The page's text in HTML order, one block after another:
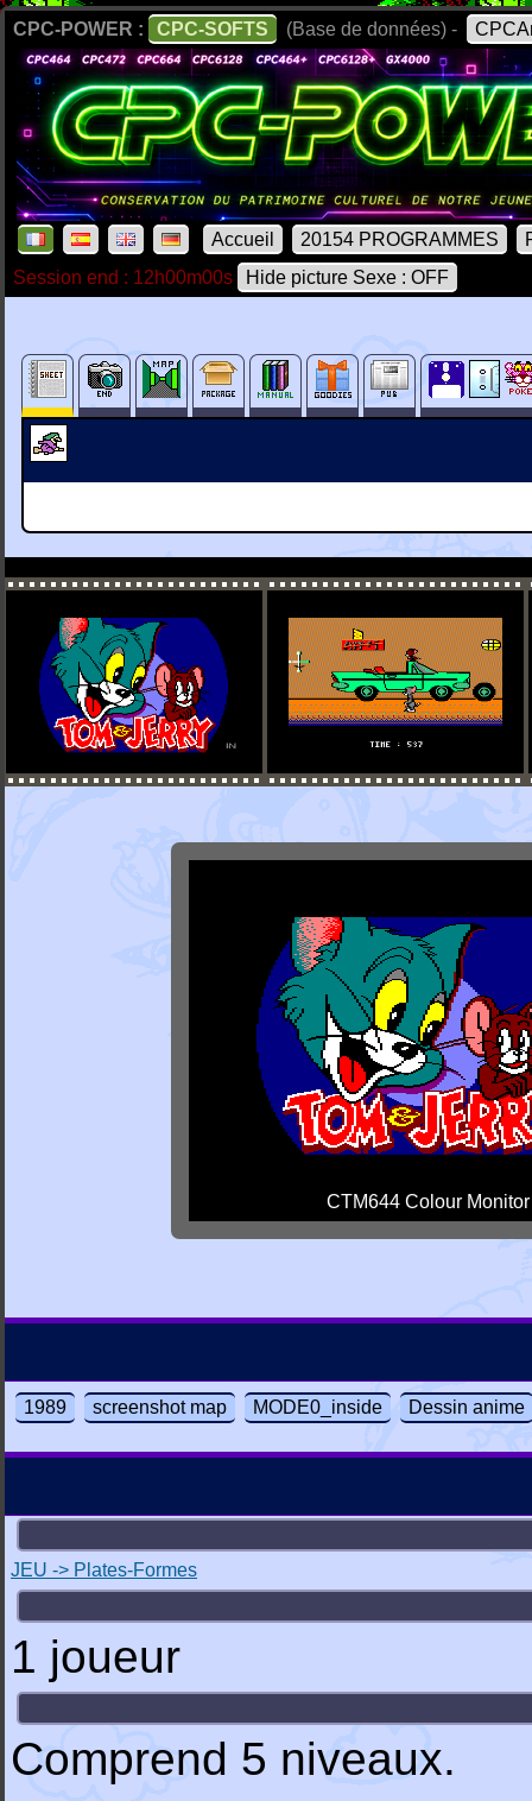
CPC-POWER : CPC-SOFTS (Base de données) -
Accueil 20154 PROGRAMMES
Session end : 12h00m00s
Hide picture Sexe : OFF
CTM644 Colour Monitor
1989 screenshot map MODE0_inside Dessin anime
JEU -> Plates-Formes
1 joueur
Comprend 5 niveaux.